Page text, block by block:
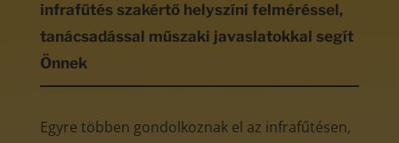
infrafűtés szakértő helyszíni felméréssel,
tanácsadással műszaki javaslatokkal segít
Önnek
Egyre többen gondolkoznak el az infrafűtésen,